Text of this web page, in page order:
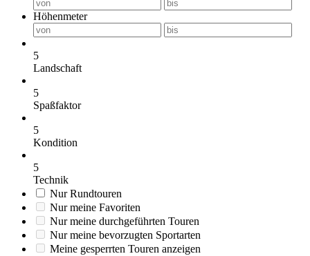
Höhenmeter
5
Landschaft
5
Spaßfaktor
5
Kondition
5
Technik
Nur Rundtouren
Nur meine Favoriten
Nur meine durchgeführten Touren
Nur meine bevorzugten Sportarten
Meine gesperrten Touren anzeigen